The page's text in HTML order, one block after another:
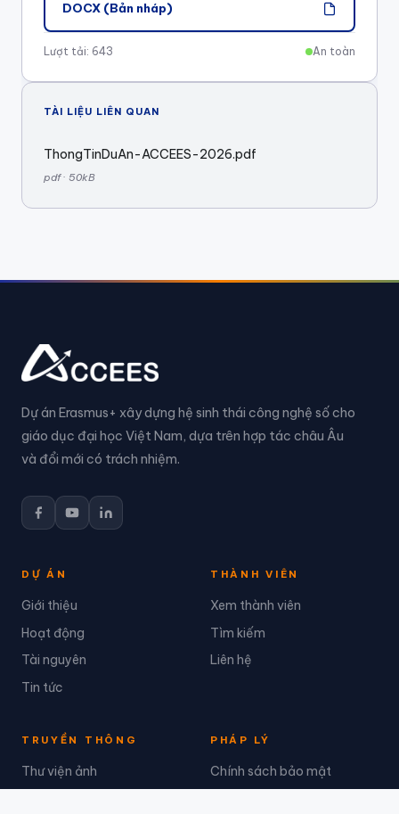
DOCX (Bản nháp)
Lượt tải: 643 An toàn
TÀI LIỆU LIÊN QUAN
ThongTinDuAn-ACCEES-2026.pdf
pdf · 50kB
Dự án Erasmus+ xây dựng hệ sinh thái công nghệ số cho
giáo dục đại học Việt Nam, dựa trên hợp tác châu Âu
và đổi mới có trách nhiệm.
DỰ ÁN
Giới thiệu
Hoạt động
Tài nguyên
Tin tức
THÀNH VIÊN
Xem thành viên
Tìm kiếm
Liên hệ
TRUYỀN THÔNG
Thư viện ảnh
PHÁP LÝ
Chính sách bảo mật